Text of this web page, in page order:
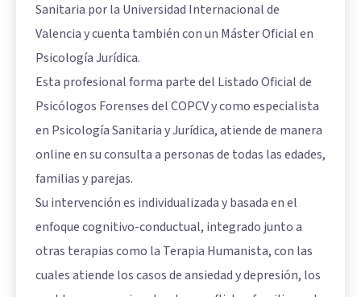
Sanitaria por la Universidad Internacional de
Valencia y cuenta también con un Máster Oficial en
Psicología Jurídica.
Esta profesional forma parte del Listado Oficial de
Psicólogos Forenses del COPCV y como especialista
en Psicología Sanitaria y Jurídica, atiende de manera
online en su consulta a personas de todas las edades,
familias y parejas.
Su intervención es individualizada y basada en el
enfoque cognitivo-conductual, integrado junto a
otras terapias como la Terapia Humanista, con las
cuales atiende los casos de ansiedad y depresión, los